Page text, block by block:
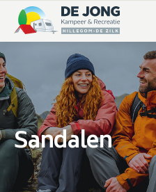
Sandalen